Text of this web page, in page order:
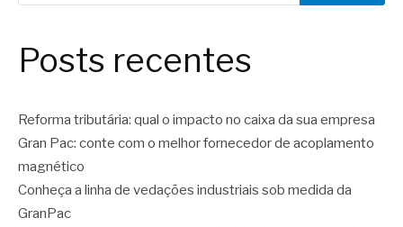
Posts recentes
Reforma tributária: qual o impacto no caixa da sua empresa
Gran Pac: conte com o melhor fornecedor de acoplamento
magnético
Conheça a linha de vedações industriais sob medida da
GranPac